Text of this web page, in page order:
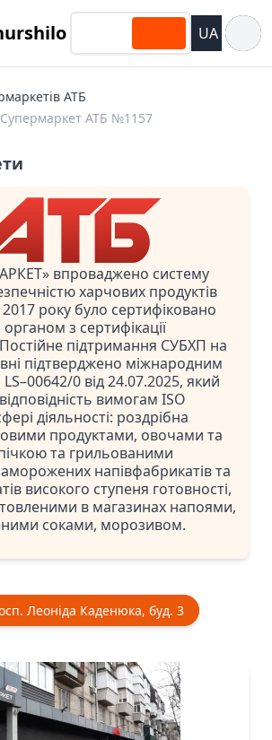
UA
АТБ
АТБ №1157
впроваджено систему
харчових продуктів
року було сертифіковано
з сертифікації
підтримання СУБХП на
підтверджено міжнародним
0 від 24.07.2025, який
вимогам ISO
діяльності: роздрібна
продуктами, овочами та
та грильованими
напівфабрикатів та
високого ступеня готовності,
в магазинах напоями,
соками, морозивом.
Леоніда Каденюка, буд. 3